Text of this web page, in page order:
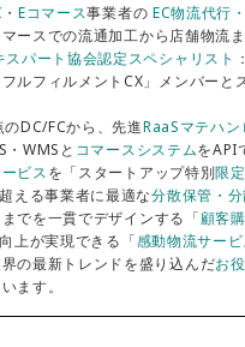
・ Eコマース事業者の EC物流代行
ースでの流通加工から店舗物流ま
スパート協会認定スペシャリスト
ルフィルメントCX」メンバーと
DC/FCから、先進RaaSマテハン
・WMSと コマースシステムをAPI
ビスを「スタートアップ特別限
える事業者に最適な分散保管・
でを一貫でデザインする「顧客
上が実現できる「感動物流サービ
の最新トレンドを盛り込んだお
ます。